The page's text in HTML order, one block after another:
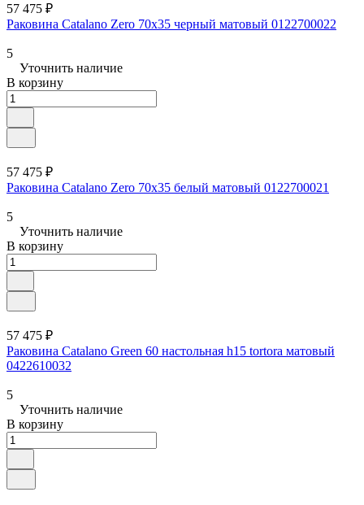
57 475 ₽
Раковина Catalano Zero 70x35 черный матовый 0122700022
5
Уточнить наличие
В корзину
57 475 ₽
Раковина Catalano Zero 70x35 белый матовый 0122700021
5
Уточнить наличие
В корзину
57 475 ₽
Раковина Catalano Green 60 настольная h15 tortora матовый
0422610032
5
Уточнить наличие
В корзину